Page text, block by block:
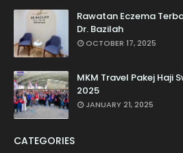
Rawatan Eczema
Dr. Bazilah
OCTOBER 17, 2025
MKM Travel Pakej Haji
2025
JANUARY 21, 2025
CATEGORIES